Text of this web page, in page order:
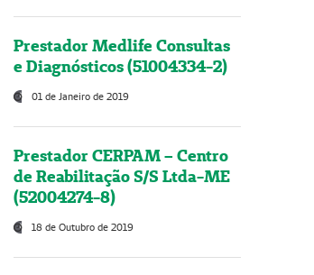
Prestador Medlife Consultas
e Diagnósticos (51004334-2)
01 de Janeiro de 2019
Prestador CERPAM – Centro
de Reabilitação S/S Ltda-ME
(52004274-8)
18 de Outubro de 2019